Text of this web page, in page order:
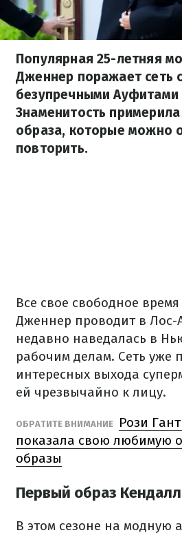
Популярная 25-летняя
Дженнер поражает сеть
безупречными
Знаменитость
образа, которые можно
повторить.
Все свое свободное
Дженнер проводит в Лос-
недавно наведалась в
рабочим делам. Сеть уже
интересных выхода
ей чрезвычайно к лицу.
ОБРАТИТЕ ВНИМАНИЕ
Рози
показала свою любимую
образы
Первый образ
В этом сезоне на модную